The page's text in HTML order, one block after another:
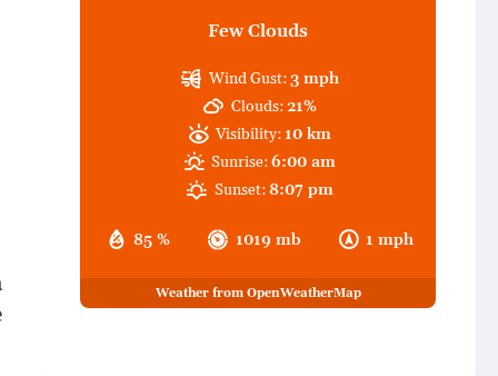
Few Clouds
85 % 1019 mb 1 mph
Wind Gust:3 mph
Clouds:21%
Visibility: 10 km
Sunrise:6:00 am
Sunset:8:07 pm
Weather from OpenWeatherMap